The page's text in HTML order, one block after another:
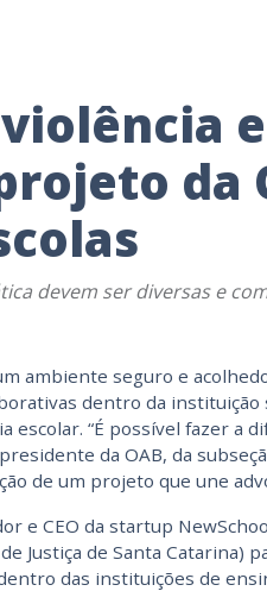
da
devem ser diversas e
ambiente seguro e
dentro da
escolar. “É possível fazer a
da OAB, da
de um projeto que une
e CEO da startup
Justiça de Santa Catarina)
das instituições de